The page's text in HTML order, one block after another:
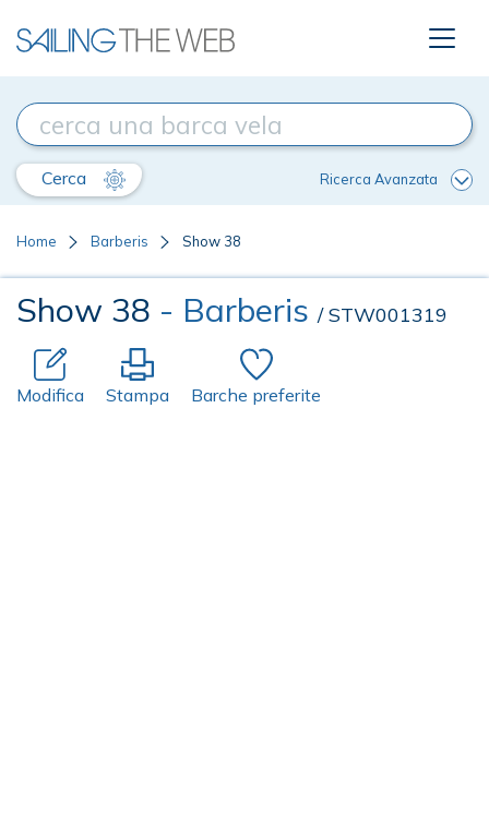
Cerca Ricerca Avanzata
Home Barberis Show 38
Show 38 - Barberis / STW001319
Modifica Stampa Barche preferite